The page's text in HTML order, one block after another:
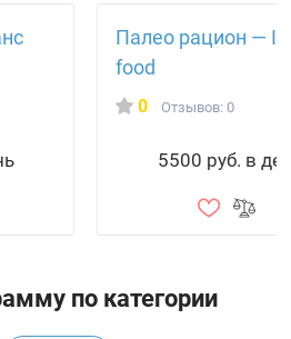
Палео рацион — IQ
food
0 Отзывов: 0
5500 руб. в
по категории